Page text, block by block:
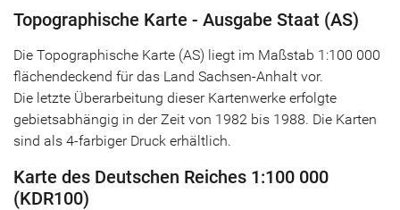
Topographische Karte - Ausgabe Staat (AS)
Die Topographische Karte (AS) liegt im Maßstab 1:100 000
flächendeckend für das Land Sachsen-Anhalt vor.
Die letzte Überarbeitung dieser Kartenwerke erfolgte
gebietsabhängig in der Zeit von 1982 bis 1988. Die Karten
sind als 4-farbiger Druck erhältlich.
Karte des Deutschen Reiches 1:100 000
(KDR100)